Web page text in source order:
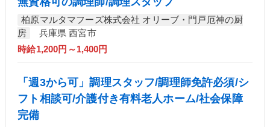
柏原マルタマフーズ株式会社 オリーブ・門戸厄神の厨
房
兵庫県 西宮市
時給1,200円～1,400円
「週3から可」調理スタッフ/調理師免許必須/シ
フト相談可/介護付き有料老人ホーム/社会保障
完備